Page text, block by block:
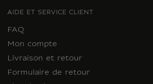
AIDE ET SERVICE CLIENT
FAQ
Mon compte
Livraison et retour
Formulaire de retour